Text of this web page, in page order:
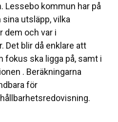
Lessebo kommun har på
utsläpp, vilka
dem och var i
Det blir då enklare att
fokus ska ligga på, samt i
. Beräkningarna
för